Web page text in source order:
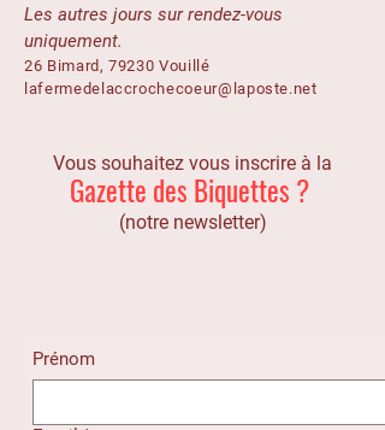
Les autres jours sur rendez-vous
uniquement.
26 Bimard, 79230 Vouillé
lafermedelaccrochecoeur@laposte.net
Vous souhaitez vous inscrire à la
Gazette des Biquettes ?
(notre newsletter)
Prénom